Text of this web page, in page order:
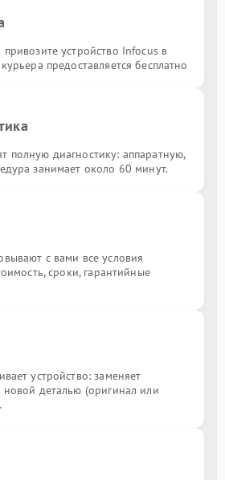
устройство Infocus в
предоставляется бесплатно
полную диагностику: аппаратную,
занимает около 60 минут.
с вами все условия
сроки, гарантийные
устройство: заменяет
новой деталью (оригинал или